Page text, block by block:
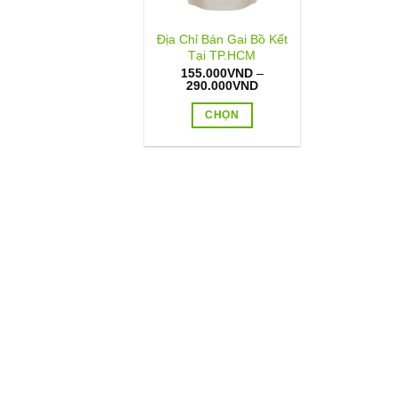
Địa Chỉ Bán Gai Bồ Kết
Tại TP.HCM
155.000VND –
290.000VNDKhoảng
290.000VND
CHỌN